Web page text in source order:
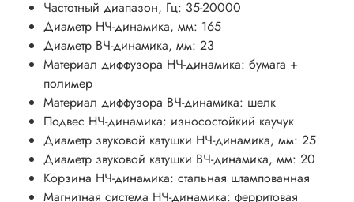
Частотный диапазон, Гц: 35-20000
Диаметр НЧ-динамика, мм: 165
Диаметр ВЧ-динамика, мм: 23
Материал диффузора НЧ-динамика: бумага +
полимер
Материал диффузора ВЧ-динамика: шелк
Подвес НЧ-динамика: износостойкий каучук
Диаметр звуковой катушки НЧ-динамика, мм: 25
Диаметр звуковой катушки ВЧ-динамика, мм: 20
Корзина НЧ-динамика: стальная штампованная
Магнитная система НЧ-динамика: ферритовая